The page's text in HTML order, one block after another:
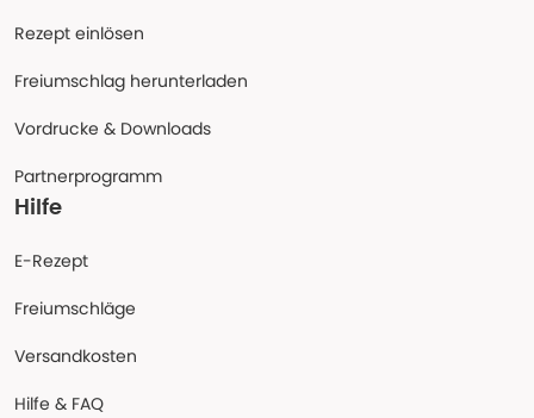
Rezept einlösen
Freiumschlag herunterladen
Vordrucke & Downloads
Partnerprogramm
Hilfe
E-Rezept
Freiumschläge
Versandkosten
Hilfe & FAQ